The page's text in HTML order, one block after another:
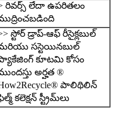
రివర్స్ లేదా ఉపరితలం
స్టోర్ డ్రాప్-ఆఫ్ రీసైక్లబుల్
సస్టెయినబుల్
కూటమి కోసం
అర్హత ®
పాలిథిలిన్
కలెక్షన్ స్ట్రీమ్‌లు